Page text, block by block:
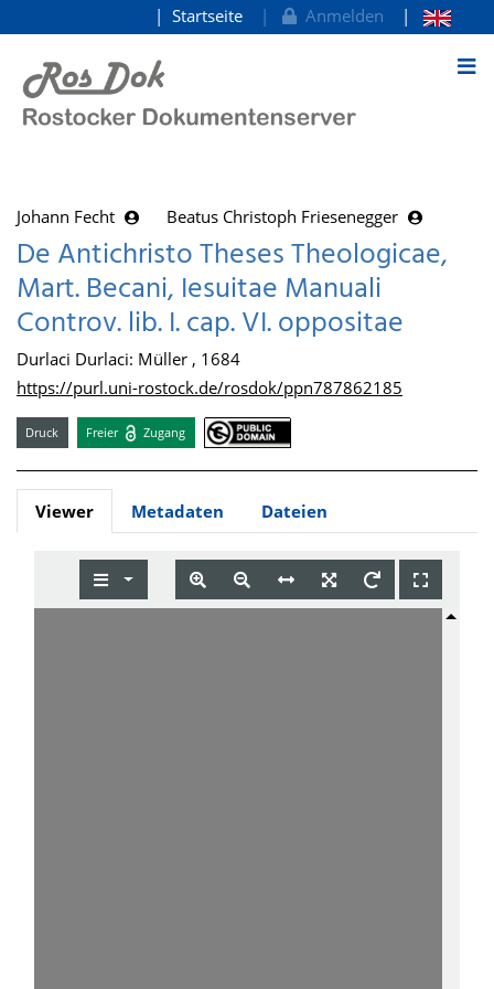
zum Inhalt
Startseite Anmelden
Johann Fecht Beatus Christoph Friesenegger
De Antichristo Theses Theologicae,
Mart. Becani, Iesuitae Manuali
Controv. lib. I. cap. VI. oppositae
Durlaci Durlaci: Müller , 1684
https://purl.uni-rostock.de/rosdok/ppn787862185
Druck Freier Zugang
Viewer Metadaten Dateien